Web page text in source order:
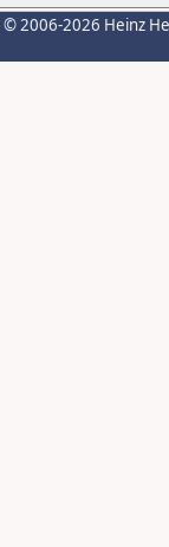
© 2006-2026 Heinz